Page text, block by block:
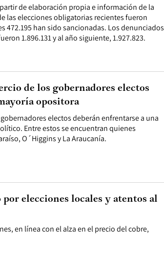
de elaboración propia e información de la
las elecciones obligatorias recientes fueron
472.195 han sido sancionadas. Los denunciados
1.896.131 y al año siguiente, 1.927.823.
electos deberán enfrentarse a una
Entre estos se encuentran quienes
O´Higgins y La Araucanía.
de los gobernadores electos
opositora
en línea con el alza en el precio del cobre,
elecciones locales y atentos al